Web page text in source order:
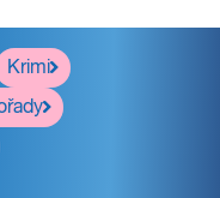
Krimi